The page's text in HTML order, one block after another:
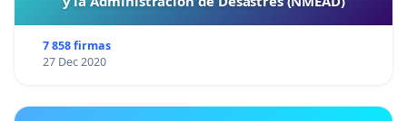
7 858 firmas
27 Dec 2020